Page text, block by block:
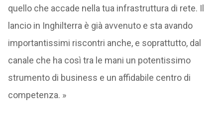
quello che accade nella tua infrastruttura di rete. Il
lancio in Inghilterra è già avvenuto e sta avando
importantissimi riscontri anche, e soprattutto, dal
canale che ha così tra le mani un potentissimo
strumento di business e un affidabile centro di
competenza. »